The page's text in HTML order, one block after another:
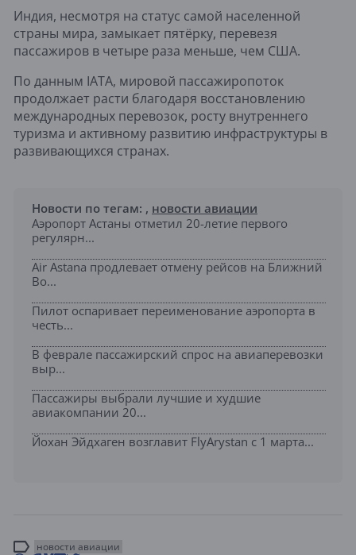
Индия, несмотря на статус самой населенной
страны мира, замыкает пятёрку, перевезя
пассажиров в четыре раза меньше, чем США.
По данным IATA, мировой пассажиропоток
продолжает расти благодаря восстановлению
международных перевозок, росту внутреннего
туризма и активному развитию инфраструктуры в
развивающихся странах.
Новости по тегам: , новости авиации
Аэропорт Астаны отметил 20-летие первого
регулярн...
Air Astana продлевает отмену рейсов на Ближний
Во...
Пилот оспаривает переименование аэропорта в
честь...
В феврале пассажирский спрос на авиаперевозки
выр...
Пассажиры выбрали лучшие и худшие
авиакомпании 20...
Йохан Эйдхаген возглавит FlyArystan с 1 марта...
новости авиации